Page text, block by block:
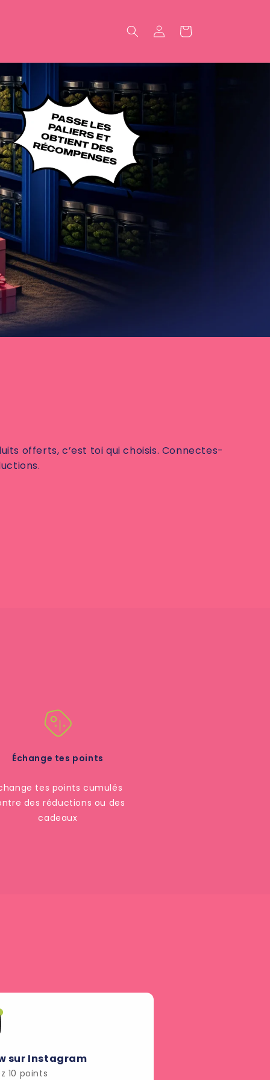
ConnexionPanier
offerts, c’est toi qui choisis. Connectes-
Échange tes points
tes points cumulés
des réductions ou des
cadeaux
sur Instagram
10 points